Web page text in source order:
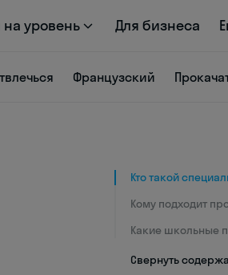
на уровень Для бизнеса
Французский
Кто такой
Кому подходит
Какие школьные
Свернуть